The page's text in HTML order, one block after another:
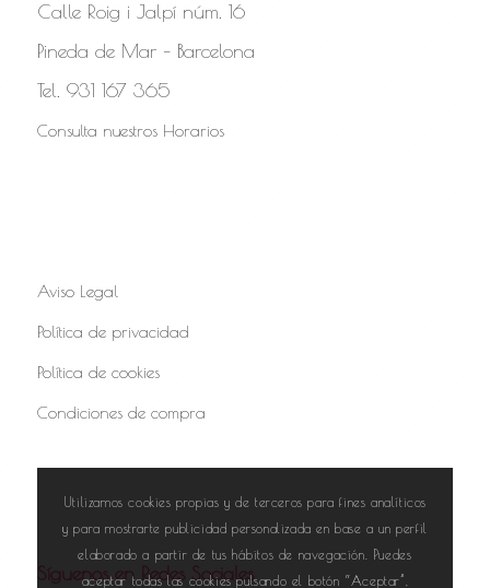
Calle Roig i Jalpí núm. 16
Pineda de Mar – Barcelona
Tel. 931 167 365
Consulta nuestros Horarios
Aviso Legal
Política de privacidad
Política de cookies
Condiciones de compra
Síguenos en Redes Sociales
Utilizamos cookies propias y de terceros para fines analíticos
y para mostrarte publicidad personalizada en base a un perfil
elaborado a partir de tus hábitos de navegación. Puedes
aceptar todas las cookies pulsando el botón “Aceptar”,